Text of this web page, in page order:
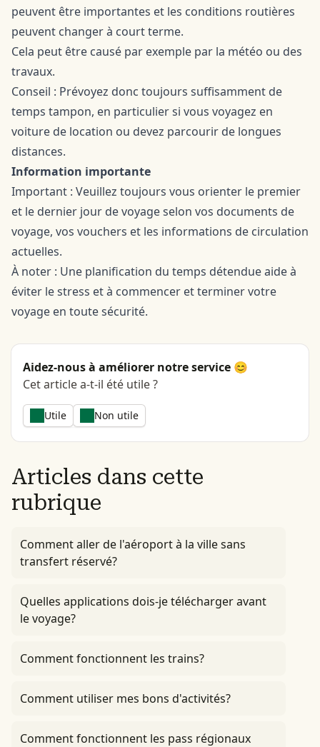
peuvent être importantes et les conditions routières
peuvent changer à court terme.
Cela peut être causé par exemple par la météo ou des
travaux.
Conseil : Prévoyez donc toujours suffisamment de
temps tampon, en particulier si vous voyagez en
voiture de location ou devez parcourir de longues
distances.
Information importante
Important : Veuillez toujours vous orienter le premier
et le dernier jour de voyage selon vos documents de
voyage, vos vouchers et les informations de circulation
actuelles.
À noter : Une planification du temps détendue aide à
éviter le stress et à commencer et terminer votre
voyage en toute sécurité.
Aidez-nous à améliorer notre service 😊
Cet article a-t-il été utile ?
Utile Non utile
Articles dans cette
rubrique
Comment aller de l'aéroport à la ville sans
transfert réservé?
Quelles applications dois-je télécharger avant
le voyage?
Comment fonctionnent les trains?
Comment utiliser mes bons d'activités?
Comment fonctionnent les pass régionaux